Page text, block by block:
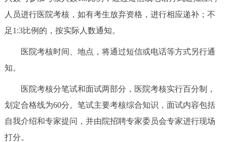
人员进行医院考核，如有考生放弃资格，进行相应递补；不
足1:3比例的，按实际人数通知。
医院考核时间、地点，将通过短信或电话等方式另行通
知。
医院考核分笔试和面试两部分，医院考核实行百分制，
划定合格线为60分。笔试主要考核综合知识，面试内容包括
自我介绍和专家提问，并由院招聘专家委员会专家进行现场
打分。